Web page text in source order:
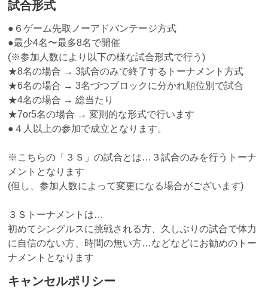
試合形式
●６ゲーム先取ノーアドバンテージ方式
●最少4名〜最多8名で開催
(※参加人数により以下の様な試合形式で行う)
★8名の場合 → 3試合のみで終了するトーナメント方式
★6名の場合 → 3名づつブロックに分かれ順位別で試合
★4名の場合 → 総当たり
★7or5名の場合 → 変則的な形式で行います
●４人以上の参加で成立となります。
※こちらの「３Ｓ」の試合とは…３試合のみを行うトーナ
メントとなります
(但し、参加人数によって変更になる場合がございます)
３Ｓトーナメントは…
初めてシングルスに挑戦される方、久しぶりの試合で体力
に自信のない方、時間の無い方…などなどにお勧めのトー
ナメントとなります
キャンセルポリシー